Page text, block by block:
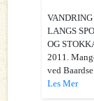
LANGS
OG
2011.
ved Baardse...
Les Mer